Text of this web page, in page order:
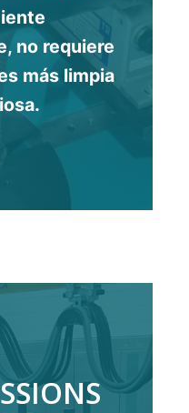
no requiere
más limpia